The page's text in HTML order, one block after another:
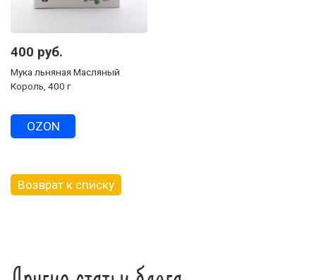
400 руб.
Мука льняная Масляный
Король, 400 г
OZON
Возврат к списку